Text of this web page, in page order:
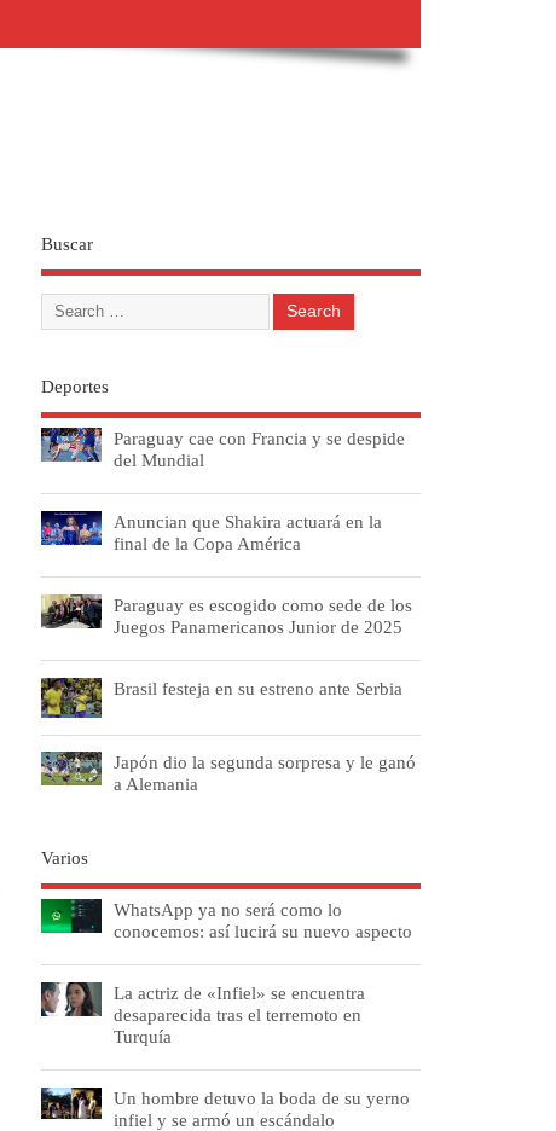
Buscar
Deportes
Paraguay cae con Francia y se despide
del Mundial
Anuncian que Shakira actuará en la
final de la Copa América
Paraguay es escogido como sede de los
Juegos Panamericanos Junior de 2025
Brasil festeja en su estreno ante Serbia
Japón dio la segunda sorpresa y le ganó
a Alemania
Varios
WhatsApp ya no será como lo
conocemos: así lucirá su nuevo aspecto
La actriz de «Infiel» se encuentra
desaparecida tras el terremoto en
Turquía
Un hombre detuvo la boda de su yerno
infiel y se armó un escándalo